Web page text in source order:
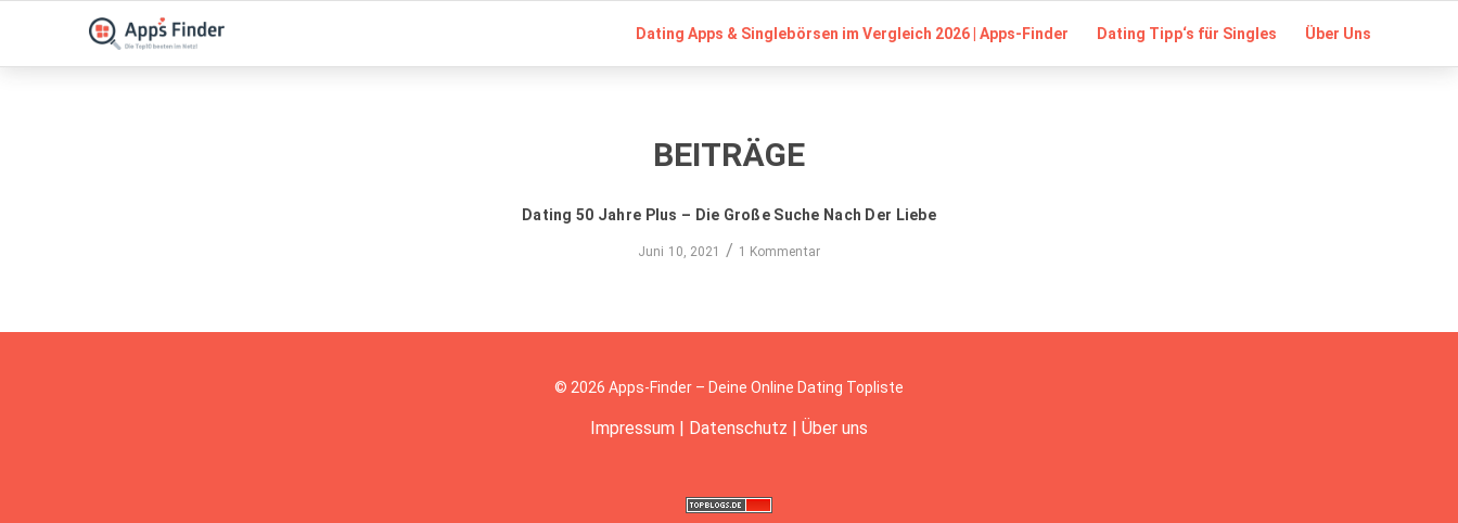
Dating Apps & Singlebörsen im Vergleich 2026 | Apps-Finder Dating Tipp‘s für Singles Über Uns
BEITRÄGE
Dating 50 Jahre Plus – Die Große Suche Nach Der Liebe
Juni 10, 2021 / 1 Kommentar
© 2026 Apps-Finder – Deine Online Dating Topliste
Impressum | Datenschutz | Über uns